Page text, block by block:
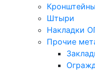
Кронштейны
Штыри
Накладки
Прочие